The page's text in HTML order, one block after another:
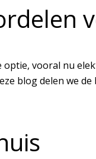
vooral nu
blog delen we